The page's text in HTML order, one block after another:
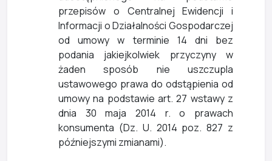
przepisów o Centralnej Ewidencji i
Informacji o Działalności Gospodarczej
od umowy w terminie 14 dni bez
podania jakiejkolwiek przyczyny w
żaden sposób nie uszczupla
ustawowego prawa do odstąpienia od
umowy na podstawie art. 27 wstawy z
dnia 30 maja 2014 r. o prawach
konsumenta (Dz. U. 2014 poz. 827 z
późniejszymi zmianami).